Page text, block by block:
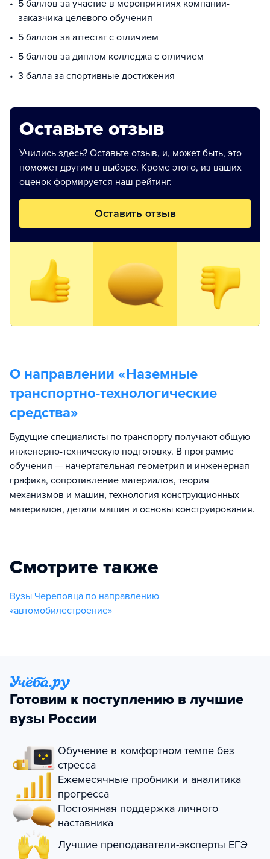
5 баллов за участие в мероприятиях компании-
заказчика целевого обучения
5 баллов за аттестат с отличием
5 баллов за диплом колледжа с отличием
3 балла за спортивные достижения
Оставьте отзыв
Учились здесь? Оставьте отзыв, и, может быть, это
поможет другим в выборе. Кроме этого, из ваших
оценок формируется наш рейтинг.
Оставить отзыв
О направлении «Наземные
транспортно-технологические
средства»
Будущие специалисты по транспорту получают общую
инженерно-техническую подготовку. В программе
обучения — начертательная геометрия и инженерная
графика, сопротивление материалов, теория
механизмов и машин, технология конструкционных
материалов, детали машин и основы конструирования.
Смотрите также
Вузы Череповца по направлению
«автомобилестроение»
Готовим к поступлению в лучшие
вузы России
Обучение в комфортном темпе без
стресса
Ежемесячные пробники и аналитика
прогресса
Постоянная поддержка личного
наставника
Лучшие преподаватели-эксперты ЕГЭ